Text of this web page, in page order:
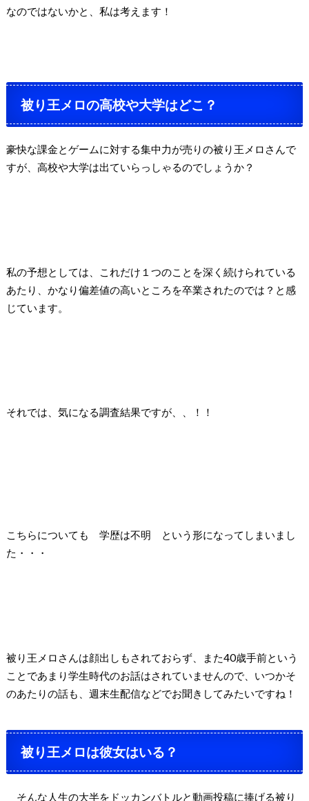
なのではないかと、私は考えます！
被り王メロの高校や大学はどこ？
豪快な課金とゲームに対する集中力が売りの被り王メロさんで
すが、高校や大学は出ていらっしゃるのでしょうか？
私の予想としては、これだけ１つのことを深く続けられている
あたり、かなり偏差値の高いところを卒業されたのでは？と感
じています。
それでは、気になる調査結果ですが、、！！
こちらについても 学歴は不明 という形になってしまいまし
た・・・
被り王メロさんは顔出しもされておらず、また40歳手前という
ことであまり学生時代のお話はされていませんので、いつかそ
のあたりの話も、週末生配信などでお聞きしてみたいですね！
被り王メロは彼女はいる？
そんな人生の大半をドッカンバトルと動画投稿に捧げる被り